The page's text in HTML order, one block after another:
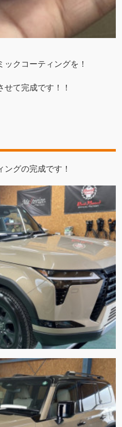
クコーティングを！
て完成です！！
グの完成です！